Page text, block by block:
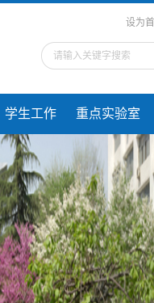
设为
学生工作 重点实验室